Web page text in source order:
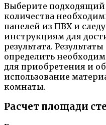
Выберите подходящий
количества
панелей из ПВХ и
инструкциям для
результата.
определить
для приобретения и
использование
комнаты.
Расчет площади